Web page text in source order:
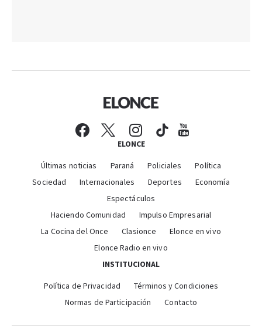
ELONCE
Últimas noticias Paraná Policiales
Política
Sociedad
Internacionales Deportes
Economía
Espectáculos
Haciendo Comunidad
Impulso Empresarial
La Cocina del Once
Clasionce
Elonce en vivo
Elonce Radio en vivo
INSTITUCIONAL
Política de Privacidad
Términos y Condiciones
Normas de Participación
Contacto